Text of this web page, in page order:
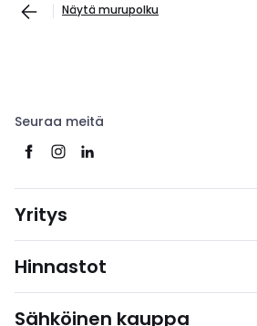
Näytä murupolku
Seuraa meitä
Yritys
Hinnastot
Sähköinen kauppa